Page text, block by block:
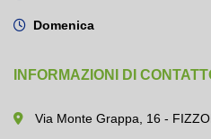
Domenica
INFORMAZIONI DI
Via Monte Grappa, 16 -